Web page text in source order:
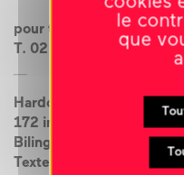
pour toute commande
T. 02 43 09 21 50
Hardcover, 214 x 274
172 images
Bilingual edition (French/
Textes de François
le
que